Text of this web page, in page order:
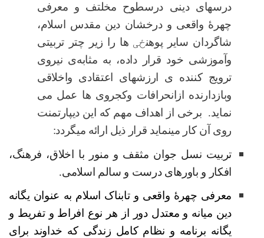
درسهای دینی درسطوح مخلتف و معرفی
چهرۀ واقعی و درخشان دین مقدس اسلام،
شاگردان سایر پوهنځ ی ها را زیر چتر تربیتی
وآموزشی خود قرار داده، به مثابه‌ی نیروی
ترویج کننده ی ارزشهای اعتقادی واخلاقی
وبازدارنده ازانحرافات وکجروی ها عمل می
نماید. برخی از اهداف مهم که این دیپارتمنت
روی آن کار مینماید قرار ذیل ارائه میگردد:
تربیت نسل جوان مثقف و منور با اخلاق، فرهنگ،
افکار و باورهای درست و سالم اسلامی.
معرفی چهرۀ واقعی و تابناک اسلام به عنوان یگانه
دین میانه و معتدل دور از هر نوع افراط و تفریط و
یگانه برنامه و نظام کامل زندگی که خداوند برای